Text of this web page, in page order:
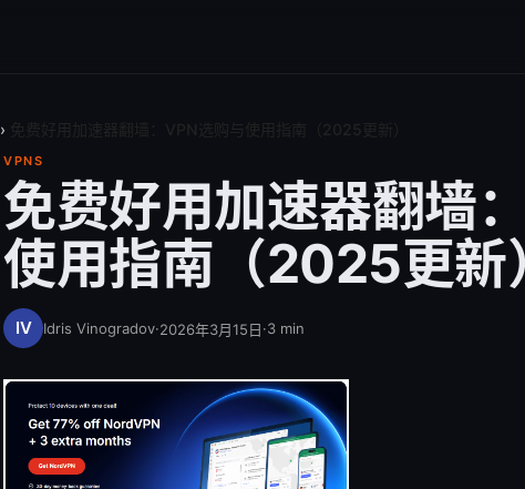
›
VPNS
免费好用加速器翻墙
使用指南（2025更新
Idris Vinogradov·2026年3月15日·3 min